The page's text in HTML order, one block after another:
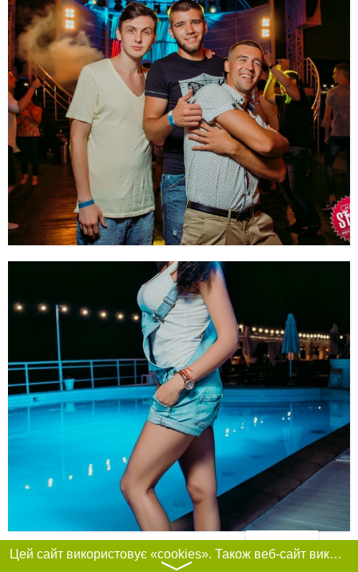
Фільтри
Цей сайт використовує «cookies». Також веб-сайт використовує інтернет-сервіс для збору технічних даних стосовно відвідувачів з метою отримання маркетингової та статистичної інформації. Умови обробки даних відвідувачів сайту див.
〉